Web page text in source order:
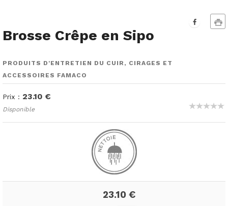
Brosse Crêpe en Sipo
PRODUITS D'ENTRETIEN DU CUIR, CIRAGES ET
ACCESSOIRES FAMACO
Prix : 23.10 €
Disponible
23.10 €